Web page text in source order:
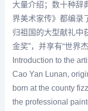
大量介绍；数十种辞
界美术家传》都编录
归祖国的大型献礼中
金奖”，并享有“世界
Introduction to the
Cao Yan Lunan,
born at the county
the professional